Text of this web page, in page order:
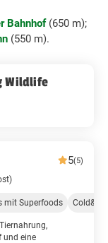
Bahnhof(650 m);
(550 m).
Wildlife
5(5)
mit Superfoods
und eine